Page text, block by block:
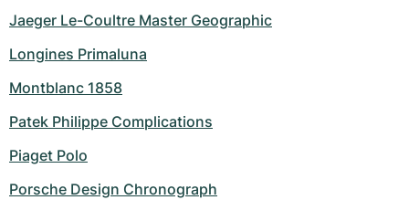
Jaeger Le-Coultre Master Geographic
Longines Primaluna
Montblanc 1858
Patek Philippe Complications
Piaget Polo
Porsche Design Chronograph